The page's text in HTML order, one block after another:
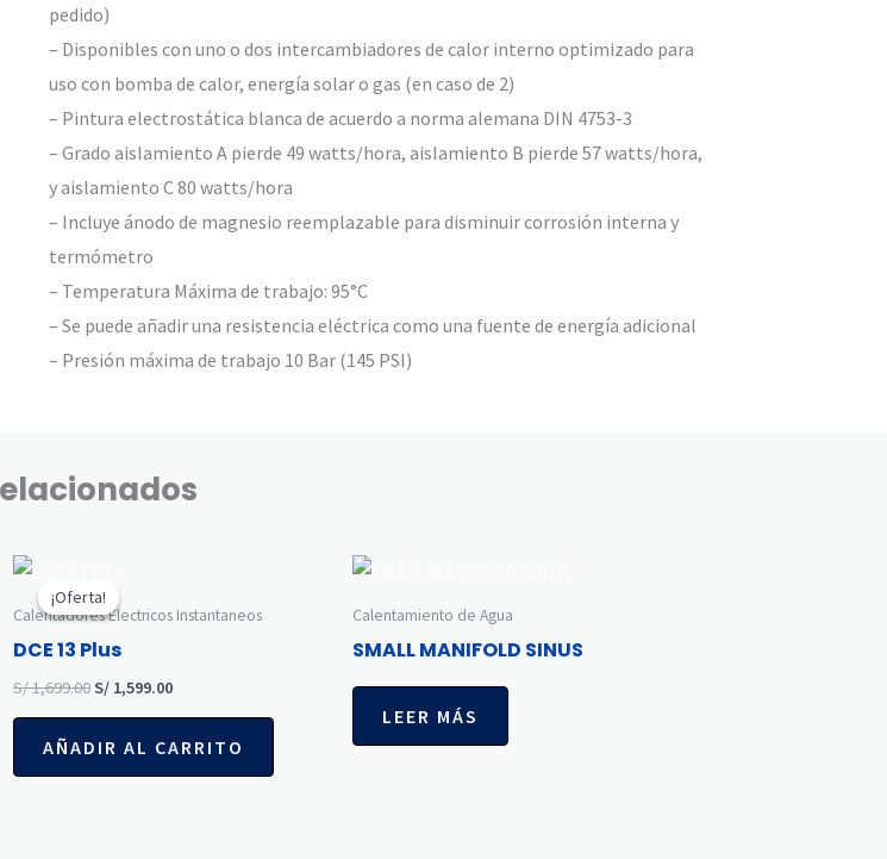
pedido)
– Disponibles con uno o dos intercambiadores de calor interno optimizado para
uso con bomba de calor, energía solar o gas (en caso de 2)
– Pintura electrostática blanca de acuerdo a norma alemana DIN 4753-3
– Grado aislamiento A pierde 49 watts/hora, aislamiento B pierde 57 watts/hora,
y aislamiento C 80 watts/hora
– Incluye ánodo de magnesio reemplazable para disminuir corrosión interna y
termómetro
– Temperatura Máxima de trabajo: 95°C
– Se puede añadir una resistencia eléctrica como una fuente de energía adicional
– Presión máxima de trabajo 10 Bar (145 PSI)
¡Oferta!
¡Oferta!
Calentadores Electricos Instantaneos
DCE 13 Plus
S/1,699.00
original
S/ 1,699.00.
S/ 1,599.00
actual
AÑADIR AL CARRITO
Calentamiento de Agua
SMALL MANIFOLD SINUS
LEER MÁS